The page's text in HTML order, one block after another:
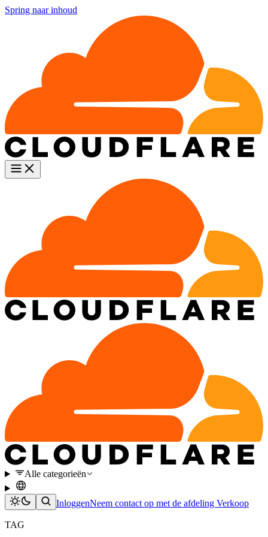
Spring naar inhoud
Alle categorieën
InloggenNeem contact op met de afdeling Verkoop
TAG